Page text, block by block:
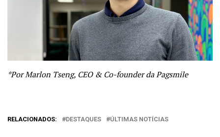
*Por Marlon Tseng, CEO & Co-founder daPagsmile
RELACIONADOS: DESTAQUES ÚLTIMAS NOTÍCIAS